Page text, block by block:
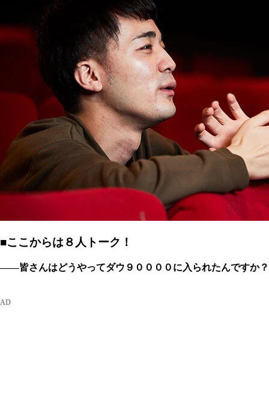
■ここからは８人トーク！
――皆さんはどうやってダウ９００００に入られたんですか？